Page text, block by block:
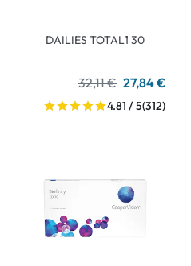
DAILIES TOTAL1 30
32,11 € 27,84 €
4.81 / 5(312)